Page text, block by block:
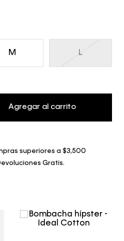
M L
Agregar al carrito
superiores a $3,500
Gratis.